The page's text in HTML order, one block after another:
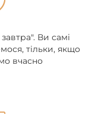
Ви самі
тільки, якщо
вчасно